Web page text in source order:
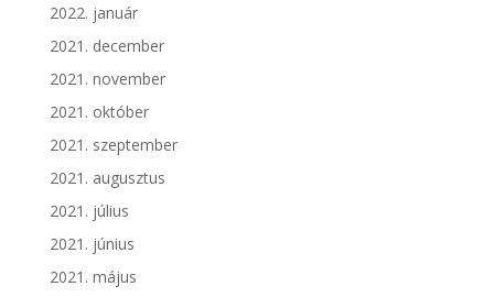
2022. január
2021. december
2021. november
2021. október
2021. szeptember
2021. augusztus
2021. július
2021. június
2021. május